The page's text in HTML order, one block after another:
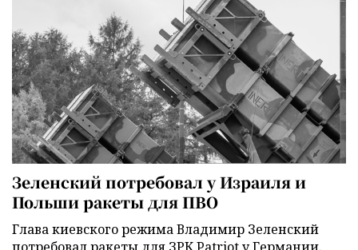
Зеленский потребовал у Израиля и
Польши ракеты для ПВО
Глава киевского режима Владимир Зеленский